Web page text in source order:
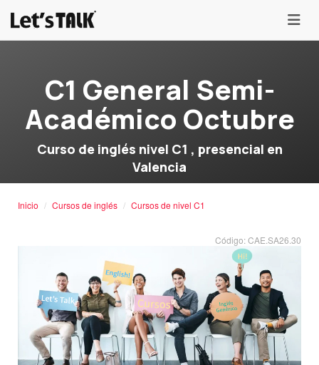
menu
C1 General Semi-
Académico Octubre
Curso de inglés nivel C1 , presencial en
Valencia
Inicio Cursos de inglés Cursos de nivel C1
Código: CAE.SA26.30